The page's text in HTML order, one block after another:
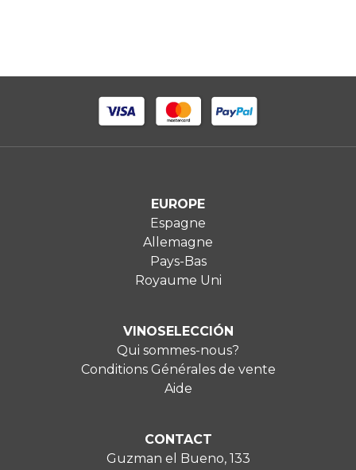
EUROPE
Espagne
Allemagne
Pays-Bas
Royaume Uni
VINOSELECCIÓN
Qui sommes-nous?
Conditions Générales de vente
Aide
CONTACT
Guzman el Bueno, 133